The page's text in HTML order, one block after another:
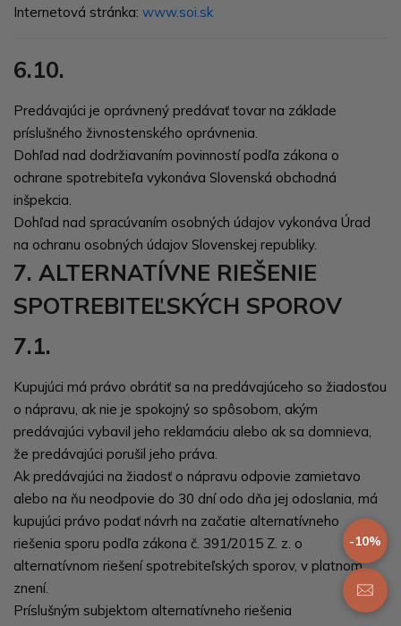
Internetová stránka: www.soi.sk
6.10.
Predávajúci je oprávnený predávať tovar na základe
príslušného živnostenského oprávnenia.
Dohľad nad dodržiavaním povinností podľa zákona o
ochrane spotrebiteľa vykonáva Slovenská obchodná
inšpekcia.
Dohľad nad spracúvaním osobných údajov vykonáva Úrad
na ochranu osobných údajov Slovenskej republiky.
7. ALTERNATÍVNE RIEŠENIE
SPOTREBITEĽSKÝCH SPOROV
7.1.
Kupujúci má právo obrátiť sa na predávajúceho so žiadosťou
o nápravu, ak nie je spokojný so spôsobom, akým
predávajúci vybavil jeho reklamáciu alebo ak sa domnieva,
že predávajúci porušil jeho práva.
Ak predávajúci na žiadosť o nápravu odpovie zamietavo
alebo na ňu neodpovie do 30 dní odo dňa jej odoslania, má
kupujúci právo podať návrh na začatie alternatívneho
riešenia sporu podľa zákona č. 391/2015 Z. z. o
alternatívnom riešení spotrebiteľských sporov, v platnom
znení.
Príslušným subjektom alternatívneho riešenia
-10%